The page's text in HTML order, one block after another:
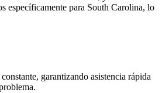
específicamente para South Carolina, lo
garantizando asistencia rápida